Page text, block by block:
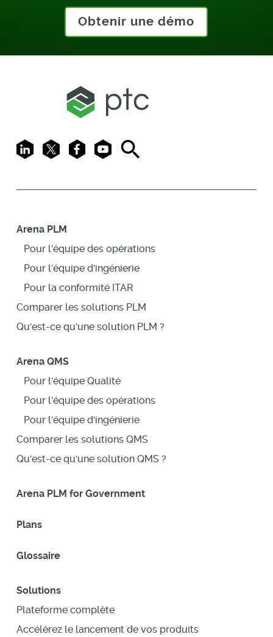
Obtenir une démo
LinkedIn
X FacebookYoutubeSearch
Arena PLM
Pour l'équipe des opérations
Pour l'équipe d'ingénierie
Pour la conformité ITAR
Comparer les solutions PLM
Qu'est-ce qu'une solution PLM ?
Arena QMS
Pour l'équipe Qualité
Pour l'équipe des opérations
Pour l'équipe d'ingénierie
Comparer les solutions QMS
Qu'est-ce qu'une solution QMS ?
Arena PLM for Government
Plans
Glossaire
Solutions
Plateforme complète
Accélérez le lancement de vos produits